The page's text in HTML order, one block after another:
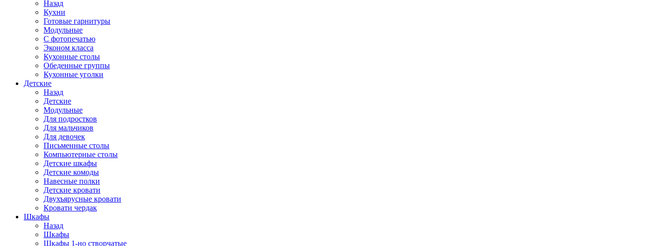
Назад
Кухни
Готовые гарнитуры
Модульные
С фотопечатью
Эконом класса
Кухонные столы
Обеденные группы
Кухонные уголки
Детские
Назад
Детские
Модульные
Для подростков
Для мальчиков
Для девочек
Письменные столы
Компьютерные столы
Детские шкафы
Детские комоды
Навесные полки
Детские кровати
Двухъярусные кровати
Кровати чердак
Шкафы
Назад
Шкафы
Шкафы 1-но створчатые